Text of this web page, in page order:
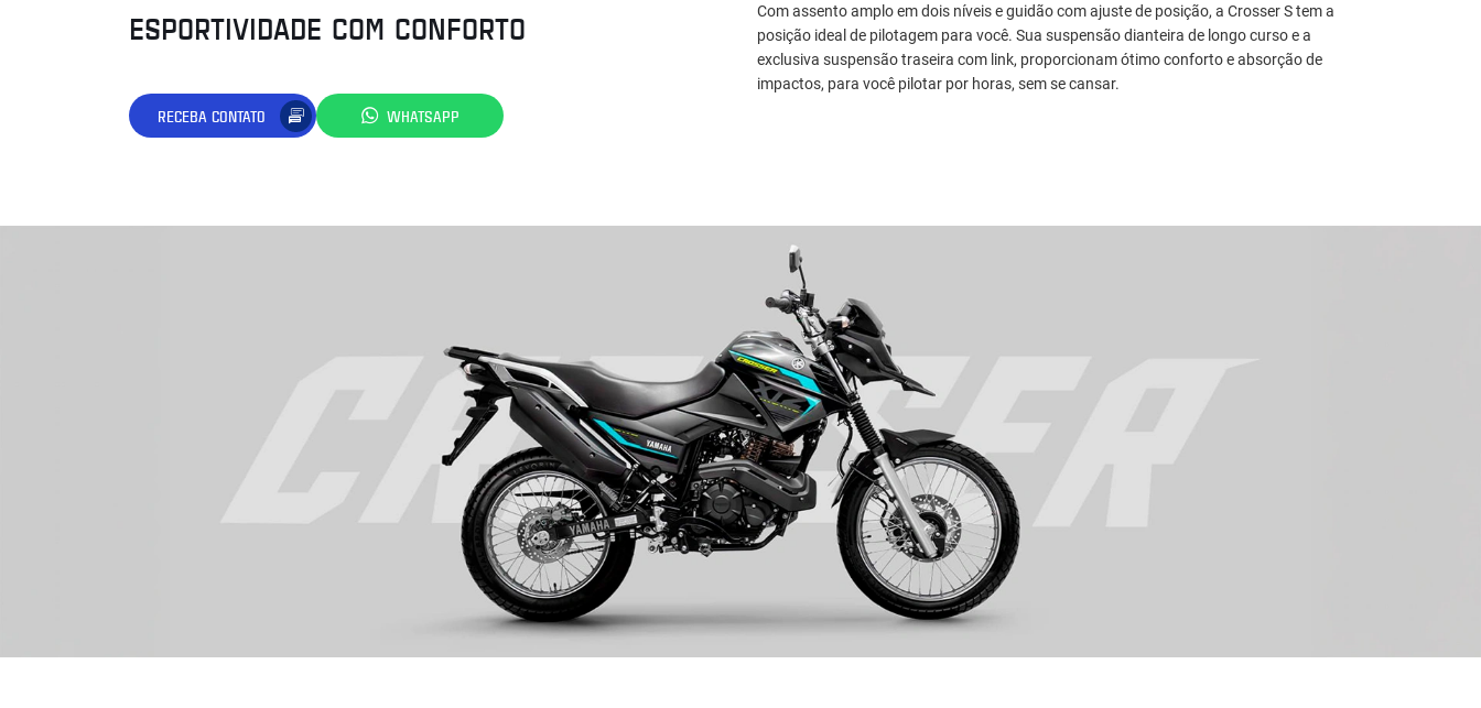
ESPORTIVIDADE COM CONFORTO
RECEBA CONTATO WHATSAPP
Com assento amplo em dois níveis e guidão com ajuste de posição, a Crosser S tem a
posição ideal de pilotagem para você. Sua suspensão dianteira de longo curso e a
exclusiva suspensão traseira com link, proporcionam ótimo conforto e absorção de
impactos, para você pilotar por horas, sem se cansar.